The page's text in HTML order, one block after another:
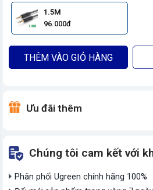
1.5M
96.000đ
THÊM VÀO GIỎ HÀNG
Ưu đãi thêm
Chúng tôi cam kết với
Phân phối Ugreen chính hãng 100%